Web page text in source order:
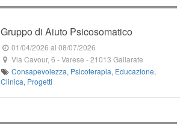
Gruppo di Aiuto Psicosomatico
01/04/2026 al 08/07/2026
Via Cavour, 6 - Varese -21013 Gallarate
Consapevolezza, Psicoterapia, Educazione,
Clinica, Progetti